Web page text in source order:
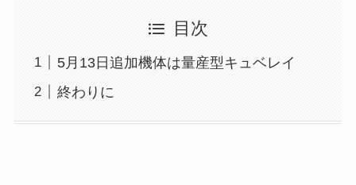
目次
5月13日追加機体は量産型キュベレイ
終わりに